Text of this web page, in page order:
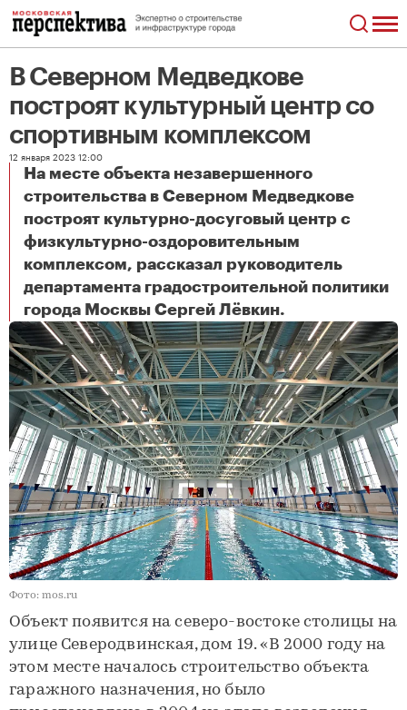
В Северном Медведкове
построят культурный центр со
спортивным комплексом
12 января 2023 12:00
На месте объекта незавершенного
строительства в Северном Медведкове
построят культурно-досуговый центр с
физкультурно-оздоровительным
комплексом, рассказал руководитель
департамента градостроительной политики
города Москвы Сергей Лёвкин.
Фото: mos.ru
Объект появится на северо-востоке столицы на
улице Северодвинская, дом 19. «В 2000 году на
этом месте началось строительство объекта
гаражного назначения, но было